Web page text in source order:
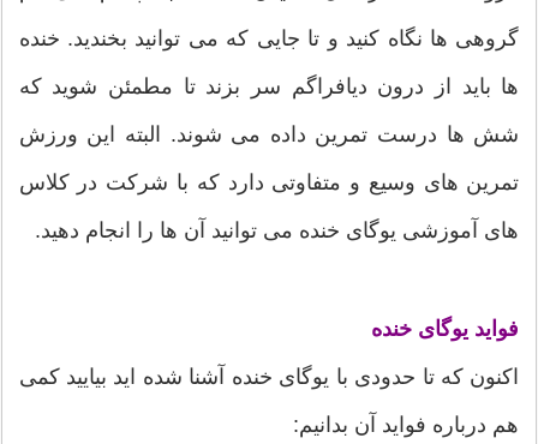
گروهی ها نگاه کنید و تا جایی که می توانید بخندید. خنده
ها باید از درون دیافراگم سر بزند تا مطمئن شوید که
شش ها درست تمرین داده می شوند. البته این ورزش
تمرین های وسیع و متفاوتی دارد که با شرکت در کلاس
های آموزشی یوگای خنده می توانید آن ها را انجام دهید.
فواید یوگای خنده
اکنون که تا حدودی با یوگای خنده آشنا شده اید بیایید کمی
هم درباره فواید آن بدانیم: